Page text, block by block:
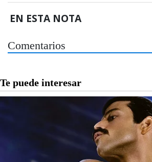
EN ESTA NOTA
Comentarios